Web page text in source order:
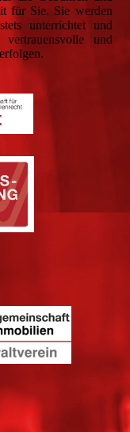
für Sie. Sie werden
unterrichtet und
und